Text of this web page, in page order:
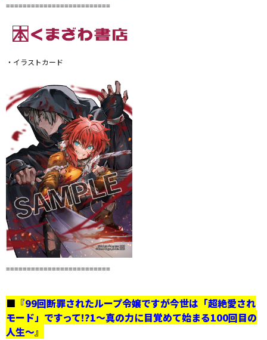
=========================
・イラストカード
=========================
■ 『99回断罪されたループ令嬢ですが今世は「超絶愛され
モード」ですって!?1〜真の力に目覚めて始まる100回目の
人生〜』